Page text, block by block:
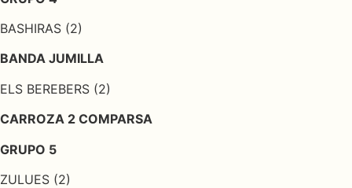
BASHIRAS (2)
BANDA JUMILLA
ELS BEREBERS (2)
CARROZA 2 COMPARSA
GRUPO 5
ZULUES (2)